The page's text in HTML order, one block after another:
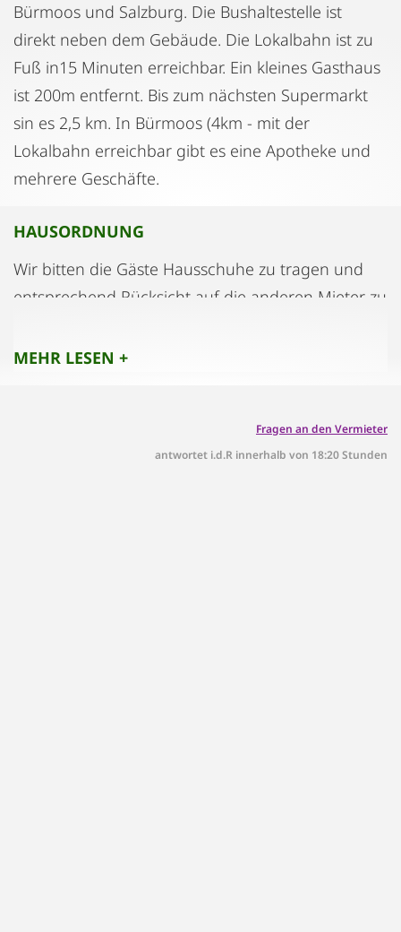
Bürmoos und Salzburg. Die Bushaltestelle ist
direkt neben dem Gebäude. Die Lokalbahn ist zu
Fuß in15 Minuten erreichbar. Ein kleines Gasthaus
ist 200m entfernt. Bis zum nächsten Supermarkt
sin es 2,5 km. In Bürmoos (4km - mit der
Lokalbahn erreichbar gibt es eine Apotheke und
mehrere Geschäfte.
HAUSORDNUNG
Wir bitten die Gäste Hausschuhe zu tragen und
entsprechend Rücksicht auf die anderen Mieter zu
MEHR LESEN +
Fragen an den Vermieter
antwortet i.d.R innerhalb von 18:20 Stunden